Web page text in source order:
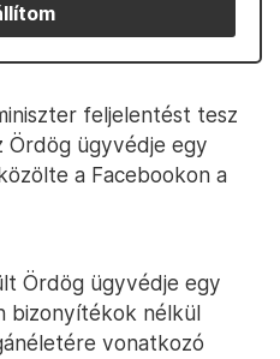
feljelentést tesz
Ördög ügyvédje egy
a Facebookon a
Ördög ügyvédje egy
bizonyítékok nélkül
vonatkozó